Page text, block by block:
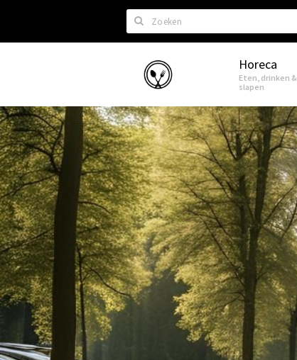
Zoeken
Eindhoven Horeca
Eten, drinken &
slapen